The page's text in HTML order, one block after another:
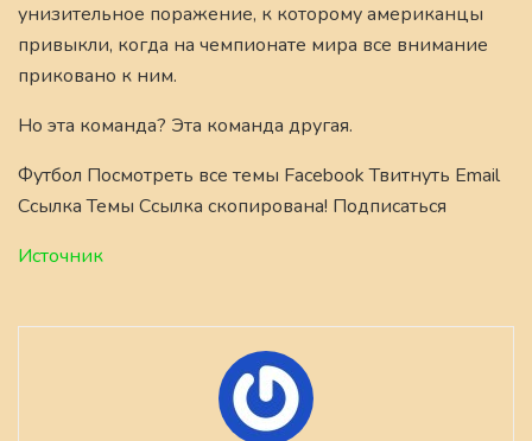
унизительное поражение, к которому американцы
привыкли, когда на чемпионате мира все внимание
приковано к ним.
Но эта команда? Эта команда другая.
Футбол Посмотреть все темы Facebook Твитнуть Email
Ссылка Темы Ссылка скопирована! Подписаться
Источник